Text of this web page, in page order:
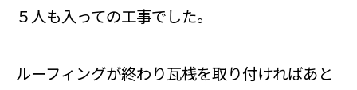
５人も入っての工事でした。
ルーフィングが終わり瓦桟を取り付ければあと